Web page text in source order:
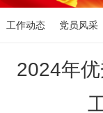
工作动态 党员风采
2024年